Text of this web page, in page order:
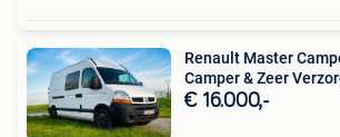
Renault Master
Camper & Zeer
€ 16.000,-